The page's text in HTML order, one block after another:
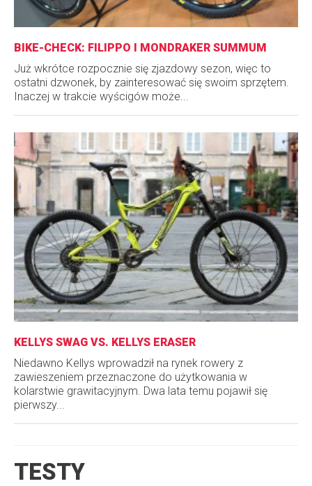
BIKE-CHECK: FILIPPO I MONDRAKER SUMMUM
Już wkrótce rozpocznie się zjazdowy sezon, więc to
ostatni dzwonek, by zainteresować się swoim sprzętem.
Inaczej w trakcie wyścigów może...
KELLYS SWAG VS. KELLYS ERASER
Niedawno Kellys wprowadził na rynek rowery z
zawieszeniem przeznaczone do użytkowania w
kolarstwie grawitacyjnym. Dwa lata temu pojawił się
pierwszy...
TESTY